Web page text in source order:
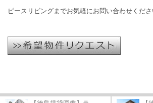
ピースリビングまでお気軽にお問い合わせくださ